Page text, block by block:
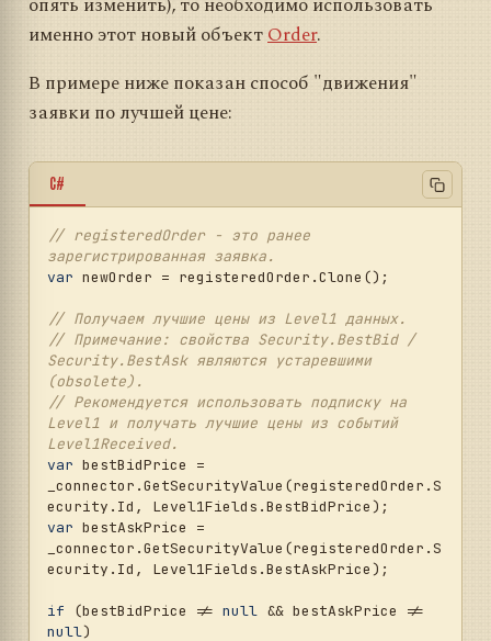
опять изменить), то необходимо использовать
именно этот новый объектOrder.
В примере ниже показан способ "движения"
заявки по лучшей цене:
C#
// registeredOrder - это ранее
зарегистрированная заявка.
var newOrder = registeredOrder.Clone();
// Получаем лучшие цены из Level1 данных.
// Примечание: свойства Security.BestBid /
Security.BestAsk являются устаревшими
(obsolete).
// Рекомендуется использовать подписку на
Level1 и получать лучшие цены из событий
Level1Received.
var bestBidPrice =
_connector.GetSecurityValue(registeredOrder.S
var bestAskPrice =
_connector.GetSecurityValue(registeredOrder.S
ecurity.Id, Level1Fields.BestAskPrice);
if (bestBidPrice != null
null)